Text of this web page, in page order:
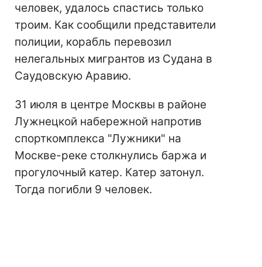
человек, удалось спастись только
троим. Как сообщили представители
полиции, корабль перевозил
нелегальных мигрантов из Судана в
Саудовскую Аравию.
31 июля в центре Москвы в районе
Лужнецкой набережной напротив
спорткомплекса "Лужники" на
Москве-реке столкнулись баржа и
прогулочный катер. Катер затонул.
Тогда погибли 9 человек.